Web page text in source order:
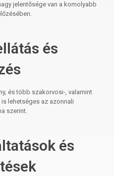
jelentősége van a komolyabb
és
és több szakorvosi-, valamint
lehetséges az azonnali
szerint.
és